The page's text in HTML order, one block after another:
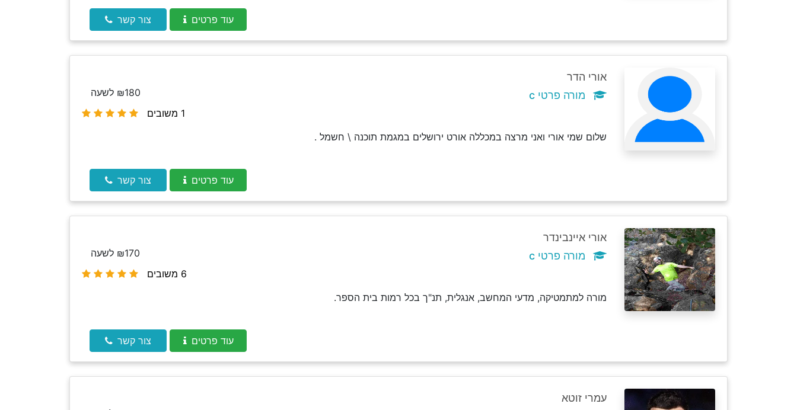
עוד פרטים צור קשר
אורי הדר
מורה פרטי c
1 משובים
₪180 לשעה
שלום שמי אורי ואני מרצה במכללה אורט ירושלים במגמת תוכנה \ חשמל .
עוד פרטים צור קשר
אורי איינבינדר
מורה פרטי c
6 משובים
₪170 לשעה
מורה למתמטיקה, מדעי המחשב, אנגלית, תנ"ך בכל רמות בית הספר.
עוד פרטים צור קשר
עמרי זוטא